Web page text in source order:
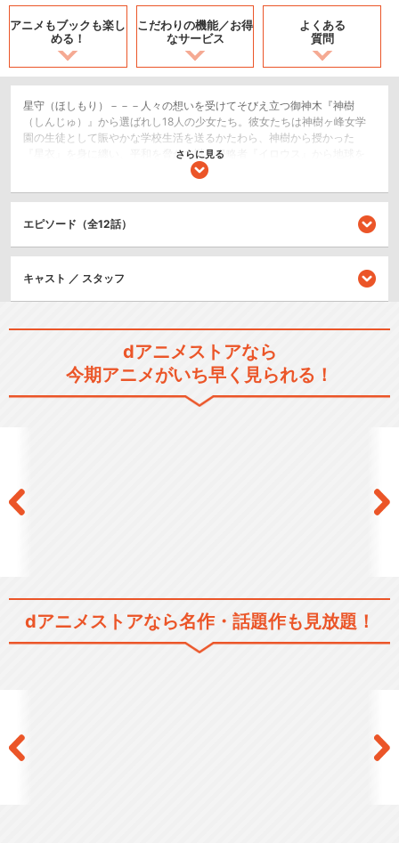
アニメもブックも楽し
める！
こだわりの機能／お得
なサービス
よくある
質問
星守（ほしもり）－－－人々の想いを受けてそびえ立つ御神木『神樹
（しんじゅ）』から選ばれし18人の少女たち。彼女たちは神樹ヶ峰女学
園の生徒として賑やかな学校生活を送るかたわら、神樹から授かった
『星衣』を身に纏い、平和を脅かす謎の侵略者『イロウス』から地球を
守るため戦う！大人気スマホゲーム「バトルガール ハイスクール」待望
さらに見る
閉じる
エピソード（全12話）
キャスト ／ スタッフ
dアニメストアなら
今期アニメがいち早く見られる！
dアニメストアなら名作・話題作も見放題！